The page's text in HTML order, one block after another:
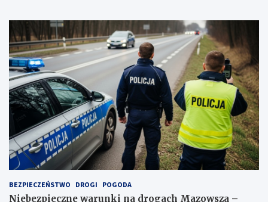
BEZPIECZEŃSTWO DROGI POGODA
Niebezpieczne warunki na drogach Mazowsza –